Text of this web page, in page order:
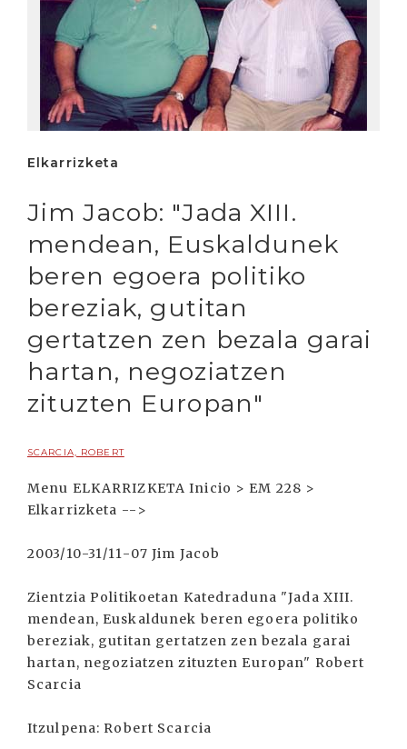
Elkarrizketa
Jim Jacob: "Jada XIII.
mendean, Euskaldunek
beren egoera politiko
bereziak, gutitan
gertatzen zen bezala garai
hartan, negoziatzen
zituzten Europan"
SCARCIA, ROBERT
Menu ELKARRIZKETA Inicio > EM 228 >
Elkarrizketa -->
2003/10-31/11-07 Jim Jacob
Zientzia Politikoetan Katedraduna "Jada XIII.
mendean, Euskaldunek beren egoera politiko
bereziak, gutitan gertatzen zen bezala garai
hartan, negoziatzen zituzten Europan" Robert
Scarcia
Itzulpena: Robert Scarcia